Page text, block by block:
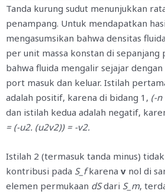
Tanda kurung sudut menunjukkan
penampang. Untuk mendapatkan
mengasumsikan bahwa densitas
per unit massa konstan di sepanjang
bahwa fluida mengalir sejajar
port masuk dan keluar. Istilah
adalah positif, karena di bidang 1, (-n
dan istilah kedua adalah negatif,
= (-u2. (u2v2)) = -v2.
Istilah 2 (termasuk tanda minus)
kontribusi pada S_fkarena v nol di
elemen permukaan dSdari S_m,